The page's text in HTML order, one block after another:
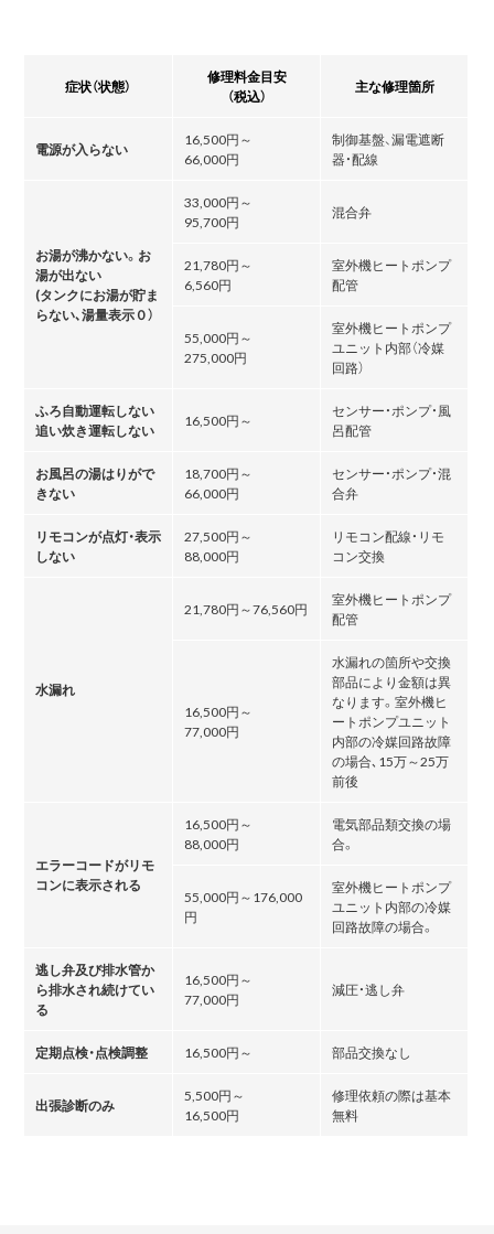
症状（状態）
修理料金目安
（税込）
主な修理箇所
電源が入らない
16,500円～
66,000円
制御基盤、漏電遮断
器・配線
お湯が沸かない。お
湯が出ない
(タンクにお湯が貯ま
らない､湯量表示０）
33,000円～
95,700円
混合弁
21,780円～
6,560円
室外機ヒートポンプ
配管
55,000円～
275,000円
室外機ヒートポンプ
ユニット内部（冷媒
回路）
ふろ自動運転しない
追い炊き運転しない
16,500円～
センサー・ポンプ・風
呂配管
お風呂の湯はりがで
きない
18,700円～
66,000円
センサー・ポンプ・混
合弁
リモコンが点灯・表示
しない
27,500円～
88,000円
リモコン配線・リモ
コン交換
水漏れ
21,780円～76,560円
室外機ヒートポンプ
配管
16,500円～
77,000円
水漏れの箇所や交換
部品により金額は異
なります。室外機ヒ
ートポンプユニット
内部の冷媒回路故障
の場合､15万～25万
前後
エラーコードがリモ
コンに表示される
16,500円～
88,000円
電気部品類交換の場
合。
55,000円～176,000
円
室外機ヒートポンプ
ユニット内部の冷媒
回路故障の場合。
逃し弁及び排水管か
ら排水され続けてい
る
16,500円～
77,000円
減圧・逃し弁
定期点検・点検調整 16,500円～ 部品交換なし
出張診断のみ
5,500円～
16,500円
修理依頼の際は基本
無料